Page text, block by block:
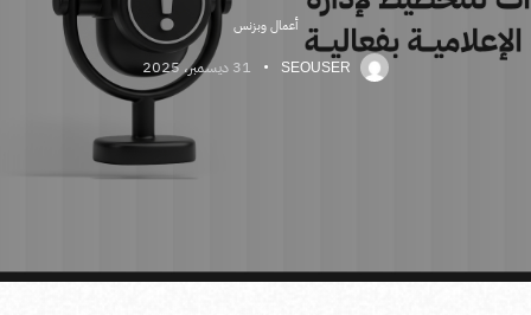
أعمال وبزنس
SEOUSER 31 ديسمبر، 2025